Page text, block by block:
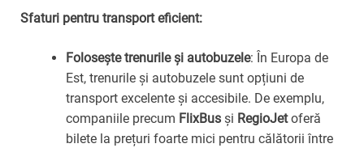
Sfaturi pentru transport eficient:
Folosește trenurile și autobuzele: În Europa de
Est, trenurile și autobuzele sunt opțiuni de
transport excelente și accesibile. De exemplu,
companiile precum FlixBus și RegioJetoferă
bilete la prețuri foarte mici pentru călătorii între